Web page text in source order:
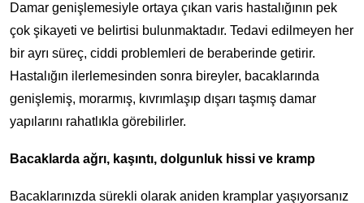
Damar genişlemesiyle ortaya çıkan varis hastalığının pek
çok şikayeti ve belirtisi bulunmaktadır. Tedavi edilmeyen her
bir ayrı süreç, ciddi problemleri de beraberinde getirir.
Hastalığın ilerlemesinden sonra bireyler, bacaklarında
genişlemiş, morarmış, kıvrımlaşıp dışarı taşmış damar
yapılarını rahatlıkla görebilirler.
Bacaklarda ağrı, kaşıntı, dolgunluk hissi ve kramp
Bacaklarınızda sürekli olarak aniden kramplar yaşıyorsanız